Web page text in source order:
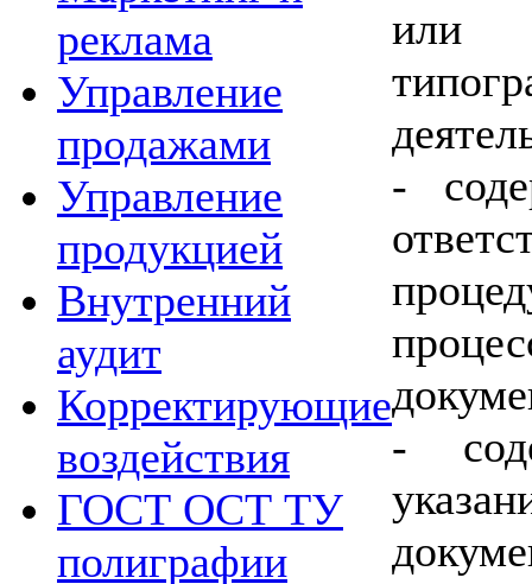
реклама
Управление
продажами
Управление
продукцией
Внутренний
аудит
Корректирующие
воздействия
ГОСТ ОСТ ТУ
полиграфии
или
-
-